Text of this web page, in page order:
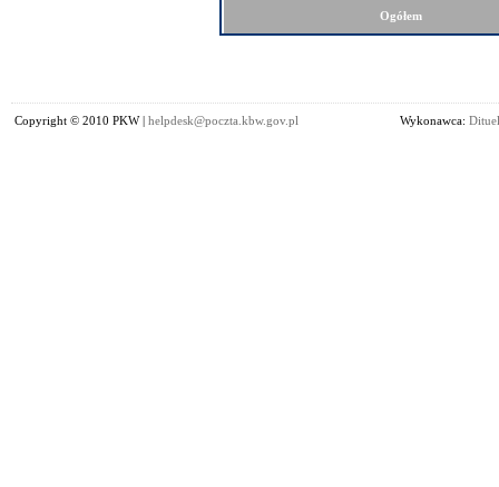
Ogółem
Copyright © 2010 PKW | helpdesk@poczta.kbw.gov.pl Wykonawca: